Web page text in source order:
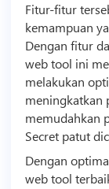
Fitur-fitur
kemampuan
Dengan fitur
web tool ini
melakukan
meningkatkan
memudahkan
Secret patut
Dengan
web tool